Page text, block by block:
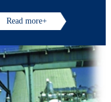
Read more+